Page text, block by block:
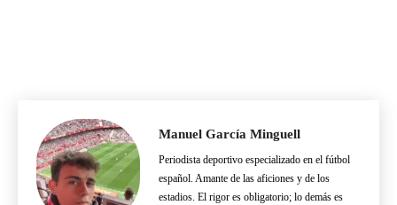
Manuel García Minguell
Periodista deportivo especializado en el fútbol
español. Amante de las aficiones y de los
estadios. El rigor es obligatorio; lo demás es